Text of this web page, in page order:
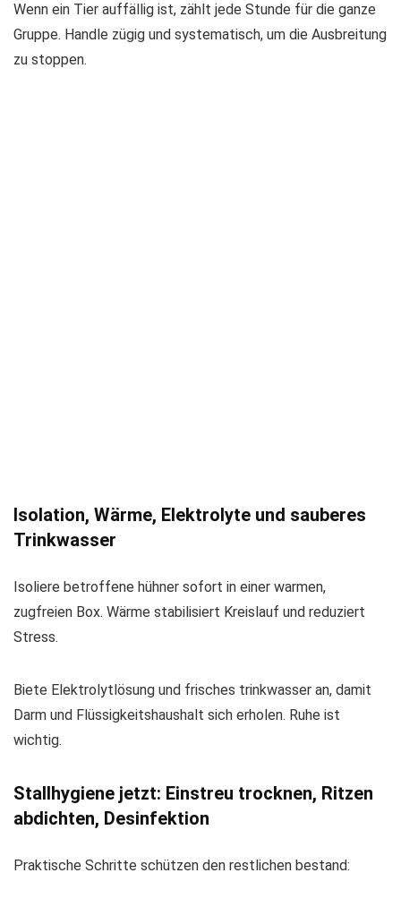
Wenn ein Tier auffällig ist, zählt jede Stunde für die ganze
Gruppe. Handle zügig und systematisch, um die Ausbreitung
zu stoppen.
Isolation, Wärme, Elektrolyte und sauberes
Trinkwasser
Isoliere betroffene hühner sofort in einer warmen,
zugfreien Box. Wärme stabilisiert Kreislauf und reduziert
Stress.
Biete Elektrolytlösung und frisches trinkwasser an, damit
Darm und Flüssigkeitshaushalt sich erholen. Ruhe ist
wichtig.
Stallhygiene jetzt: Einstreu trocknen, Ritzen
abdichten, Desinfektion
Praktische Schritte schützen den restlichen bestand: